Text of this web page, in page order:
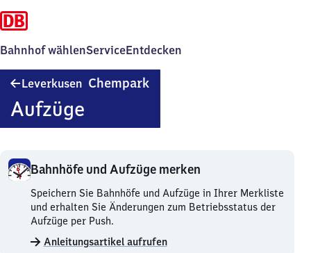
Bahnhof wählenServiceEntdecken
Leverkusen Chempark
Aufzüge
Bahnhöfe und Aufzüge merken
Bahnhöfe
und
Aufzüge
merken.
Speichern Sie Bahnhöfe und Aufzüge in Ihrer Merkliste
und erhalten Sie Änderungen zum Betriebsstatus der
Aufzüge per Push.
Anleitungsartikel aufrufen